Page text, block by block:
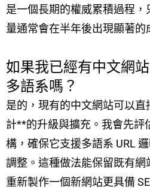
是一個長期的權威累積過程
量通常會在半年後出現顯著的
如果我已經有中文網
多語系嗎？
是的，現有的中文網站可以
計**的升級與擴充。我會先評
構，確保它支援多語系 URL
調整。這種做法能保留既有網
重新製作一個新網站更具備